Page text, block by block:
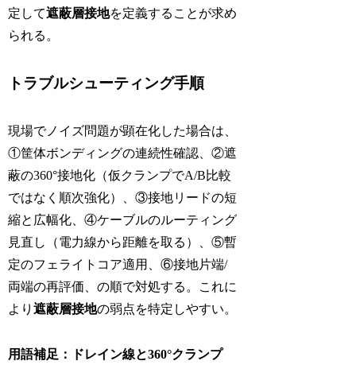
定して遮蔽層接地を定義することが求め
られる。
トラブルシューティング手順
現場でノイズ問題が顕在化した場合は、
①筐体ボンディングの連続性確認、②遮
蔽の360°接地化（仮クランプでA/B比較
ではなく順次強化）、③接地リードの短
縮と広幅化、④ケーブルのルーティング
見直し（電力線から距離を取る）、⑤暫
定のフェライトコア適用、⑥接地片端/
両端の再評価、の順で対処する。これに
より遮蔽層接地の弱点を特定しやすい。
用語補足：ドレイン線と360°クランプ